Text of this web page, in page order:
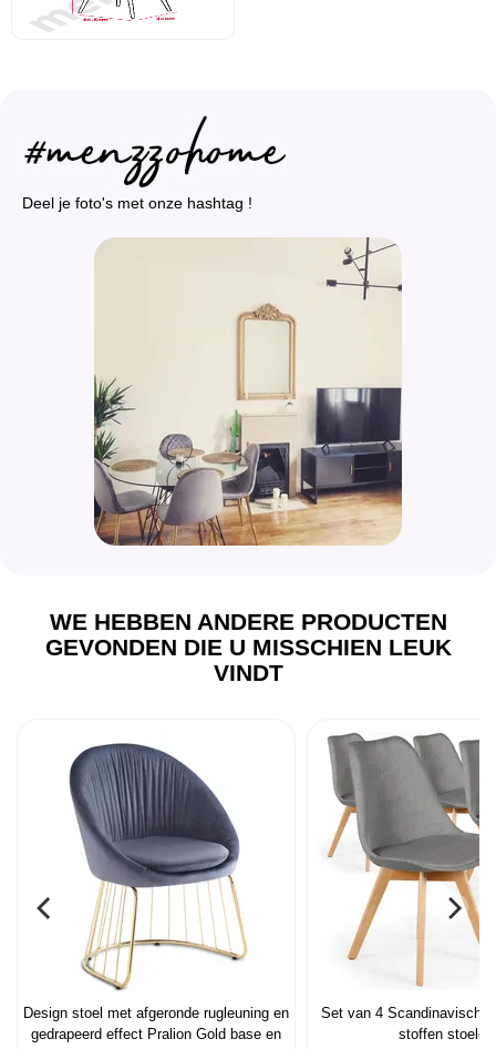
Deel je foto's met onze hashtag !
WE HEBBEN ANDERE PRODUCTEN
GEVONDEN DIE U MISSCHIEN LEUK
VINDT
Design stoel met afgeronde rugleuning en
gedrapeerd effect Pralion Gold base en
Set van 4 Scandinavische
stoffen stoelen